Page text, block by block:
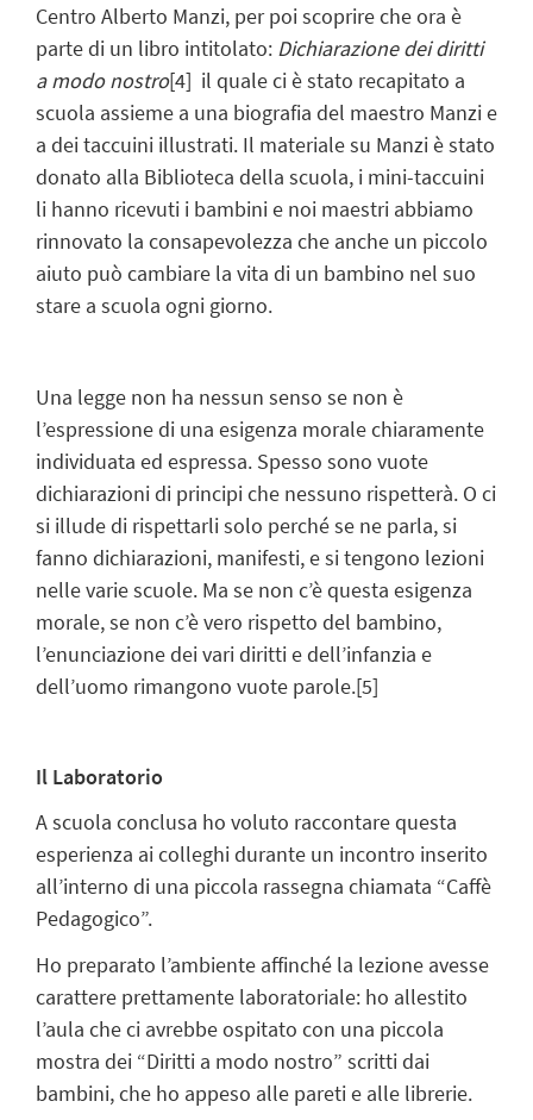
Centro Alberto Manzi, per poi scoprire che ora è
parte di un libro intitolato: Dichiarazione dei diritti
a modo nostro[4] il quale ci è stato recapitato a
scuola assieme a una biografia del maestro Manzi e
a dei taccuini illustrati. Il materiale su Manzi è stato
donato alla Biblioteca della scuola, i mini-taccuini
li hanno ricevuti i bambini e noi maestri abbiamo
rinnovato la consapevolezza che anche un piccolo
aiuto può cambiare la vita di un bambino nel suo
stare a scuola ogni giorno.
Una legge non ha nessun senso se non è
l’espressione di una esigenza morale chiaramente
individuata ed espressa. Spesso sono vuote
dichiarazioni di principi che nessuno rispetterà. O ci
si illude di rispettarli solo perché se ne parla, si
fanno dichiarazioni, manifesti, e si tengono lezioni
nelle varie scuole. Ma se non c’è questa esigenza
morale, se non c’è vero rispetto del bambino,
l’enunciazione dei vari diritti e dell’infanzia e
dell’uomo rimangono vuote parole.[5]
Il Laboratorio
A scuola conclusa ho voluto raccontare questa
esperienza ai colleghi durante un incontro inserito
all’interno di una piccola rassegna chiamata “Caffè
Pedagogico”.
Ho preparato l’ambiente affinché la lezione avesse
carattere prettamente laboratoriale: ho allestito
l’aula che ci avrebbe ospitato con una piccola
mostra dei “Diritti a modo nostro” scritti dai
bambini, che ho appeso alle pareti e alle librerie.